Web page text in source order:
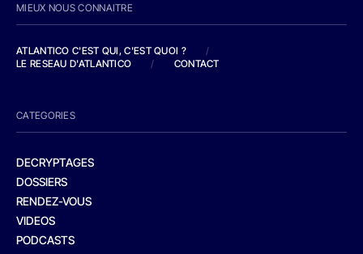
MIEUX NOUS CONNAITRE
ATLANTICO C'EST QUI, C'EST QUOI ?
/
LE RESEAU D'ATLANTICO
/ CONTACT
CATEGORIES
DECRYPTAGES
DOSSIERS
RENDEZ-VOUS
VIDEOS
PODCASTS